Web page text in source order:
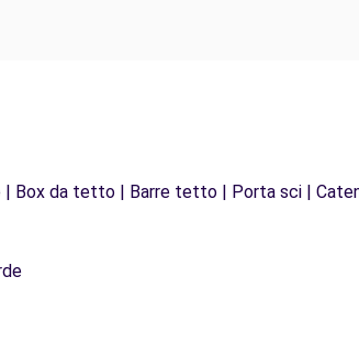
da tetto | Barre tetto | Porta sci |